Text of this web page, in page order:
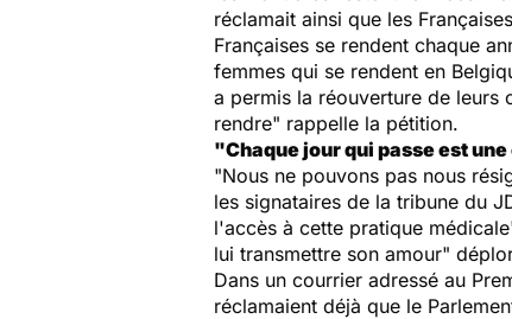
réclamait ainsi que les
Françaises se rendent chaque
femmes qui se rendent en
a permis la réouverture de leurs
rendre" rappelle la pétition.
"Chaque jour qui passe est
"Nous ne pouvons pas nous
les signataires de la tribune du
l'accès à cette pratique
lui transmettre son amour"
Dans un courrier adressé au
réclamaient déjà que le